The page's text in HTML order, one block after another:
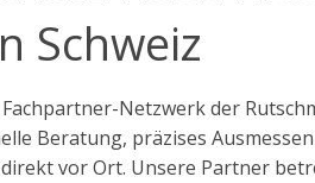
Schweiz
Netzwerk der
Beratung, präzises
vor Ort. Unsere Partner